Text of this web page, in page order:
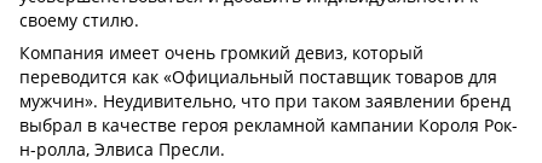
своему стилю.
Компания имеет очень громкий девиз, который
переводится как «Официальный поставщик товаров для
мужчин». Неудивительно, что при таком заявлении бренд
выбрал в качестве героя рекламной кампании Короля Рок-
н-ролла, Элвиса Пресли.